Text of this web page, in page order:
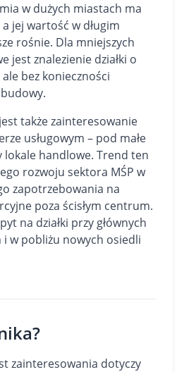
w dużych miastach ma
jej wartość w długim
rośnie. Dla mniejszych
jest znalezienie działki o
bez konieczności
także zainteresowanie
usługowym – pod małe
lokale handlowe. Trend ten
rozwoju sektora MŚP w
zapotrzebowania na
poza ścisłym centrum.
na działki przy głównych
w pobliżu nowych osiedli
zainteresowania dotyczy